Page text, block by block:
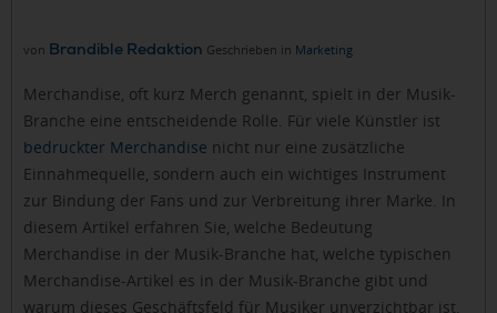
von Brandible Redaktion Geschrieben in Marketing
Merchandise, oft kurz Merch genannt, spielt in der Musik-
Branche eine entscheidende Rolle. Für viele Künstler ist
bedruckter Merchandise nicht nur eine zusätzliche
Einnahmequelle, sondern auch ein wichtiges Instrument
zur Bindung der Fans und zur Verbreitung ihrer Marke. In
diesem Artikel erfahren Sie, welche Bedeutung
Merchandise in der Musik-Branche hat, welche typischen
Merchandise-Artikel es in der Musik-Branche gibt und
warum dieses Geschäftsfeld für Musiker unverzichtbar ist.